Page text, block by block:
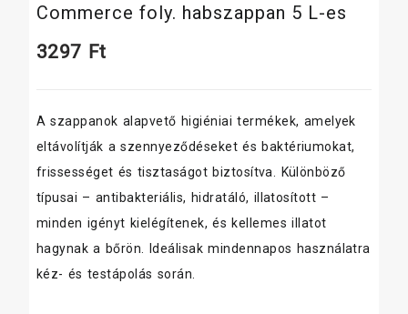
Commerce foly. habszappan 5 L-es
3297 Ft
A szappanok alapvető higiéniai termékek, amelyek
eltávolítják a szennyeződéseket és baktériumokat,
frissességet és tisztaságot biztosítva. Különböző
típusai – antibakteriális, hidratáló, illatosított –
minden igényt kielégítenek, és kellemes illatot
hagynak a bőrön. Ideálisak mindennapos használatra
kéz- és testápolás során.